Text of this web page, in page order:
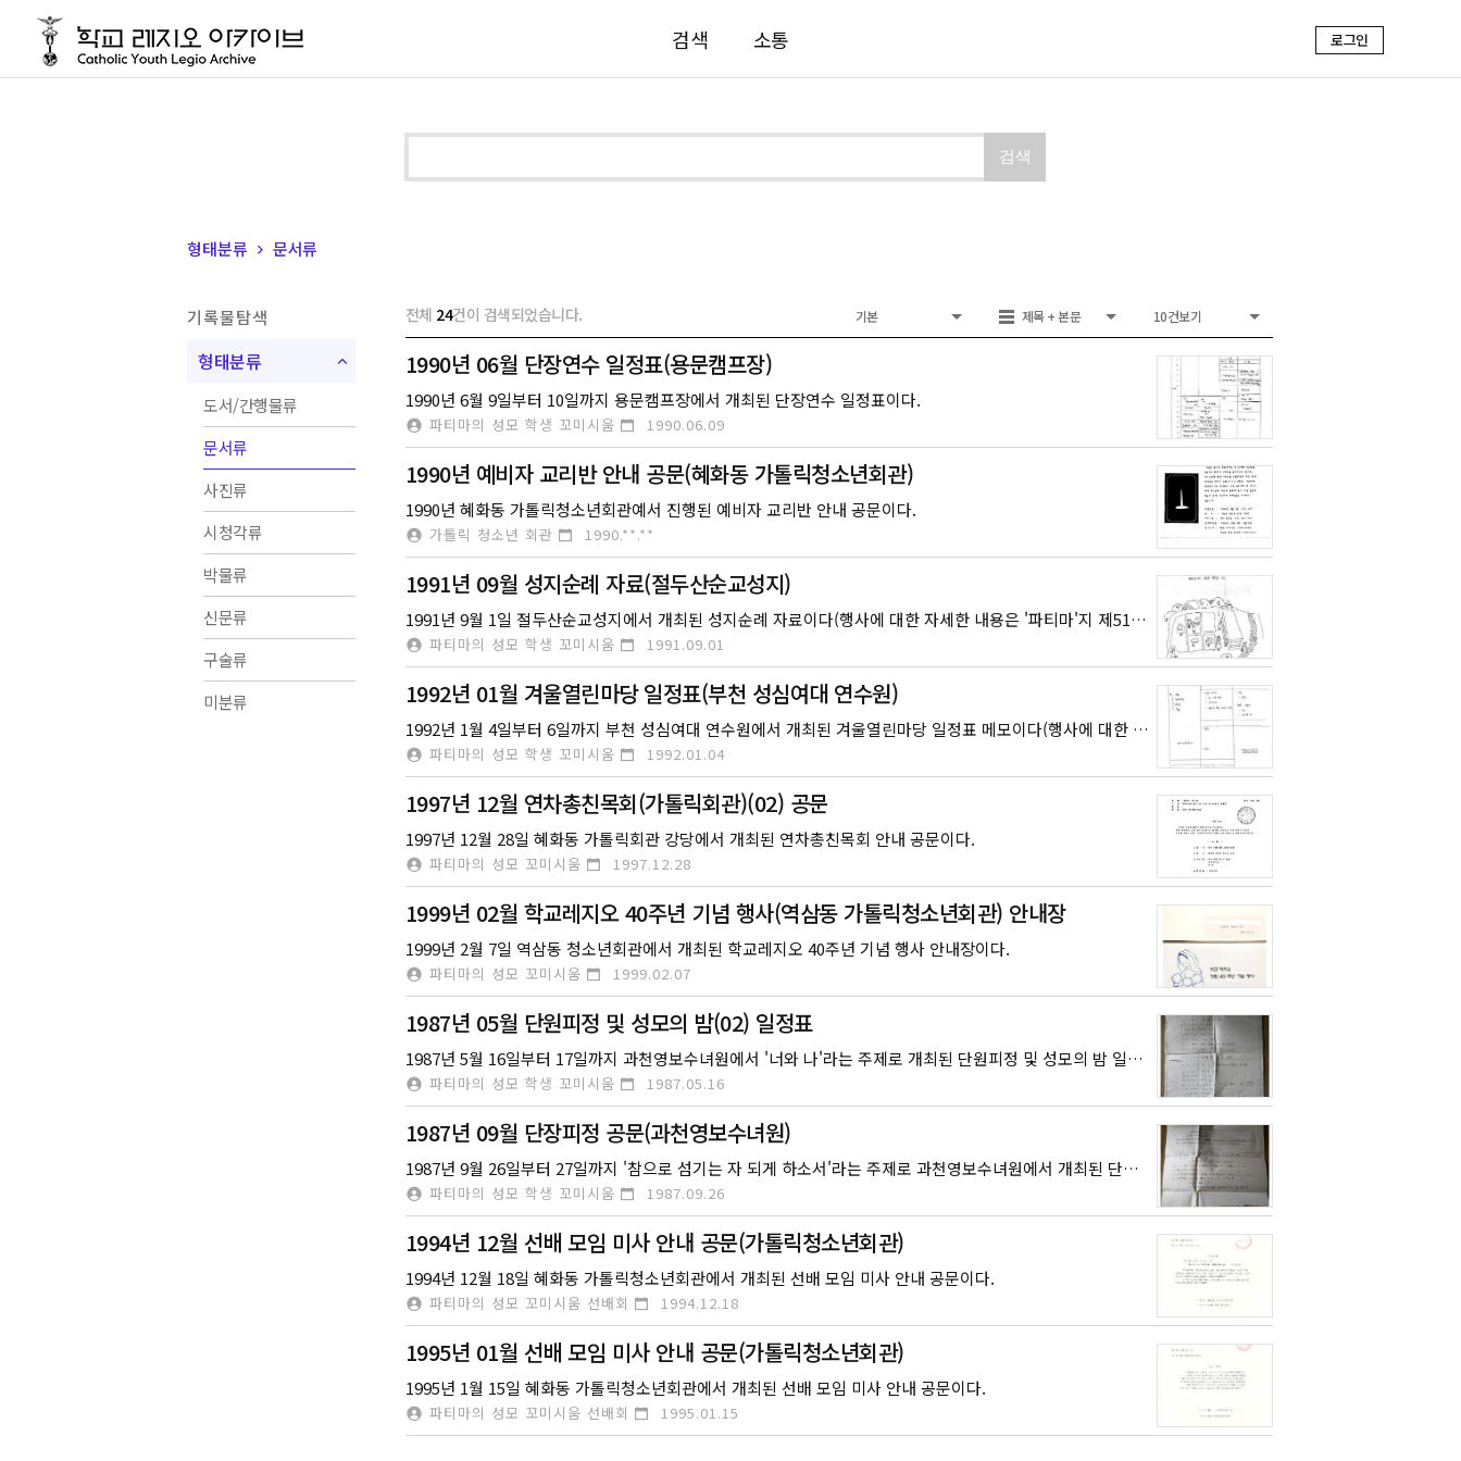
검색 소통 로그인
검색
형태분류 문서류
기록물탐색
형태분류
도서/간행물류
문서류
사진류
시청각류
박물류
신문류
구술류
미분류
전체 24건이 검색되었습니다. 기본 제목 + 본문 10건보기
1990년 06월 단장연수 일정표(용문캠프장)
1990년 6월 9일부터 10일까지 용문캠프장에서 개최된 단장연수 일정표이다.
파티마의 성모 학생 꼬미시움 1990.06.09
1990년 예비자 교리반 안내 공문(혜화동 가톨릭청소년회관)
1990년 혜화동 가톨릭청소년회관예서 진행된 예비자 교리반 안내 공문이다.
가톨릭 청소년 회관 1990.**.**
1991년 09월 성지순례 자료(절두산순교성지)
1991년 9월 1일 절두산순교성지에서 개최된 성지순례 자료이다(행사에 대한 자세한 내용은 '파티마'지 제51호(1991년 9월 1일자) 6면 참조).
파티마의 성모 학생 꼬미시움 1991.09.01
1992년 01월 겨울열린마당 일정표(부천 성심여대 연수원)
1992년 1월 4일부터 6일까지 부천 성심여대 연수원에서 개최된 겨울열린마당 일정표 메모이다(행사에 대한 자세한 내용은 '파티마'지 제55호(1992년 1월 12일자) 8면 참조).
파티마의 성모 학생 꼬미시움 1992.01.04
1997년 12월 연차총친목회(가톨릭회관)(02) 공문
1997년 12월 28일 혜화동 가톨릭회관 강당에서 개최된 연차총친목회 안내 공문이다.
파티마의 성모 꼬미시움 1997.12.28
1999년 02월 학교레지오 40주년 기념 행사(역삼동 가톨릭청소년회관) 안내장
1999년 2월 7일 역삼동 청소년회관에서 개최된 학교레지오 40주년 기념 행사 안내장이다.
파티마의 성모 꼬미시움 1999.02.07
1987년 05월 단원피정 및 성모의 밤(02) 일정표
1987년 5월 16일부터 17일까지 과천영보수녀원에서 '너와 나'라는 주제로 개최된 단원피정 및 성모의 밤 일정표이다.
파티마의 성모 학생 꼬미시움 1987.05.16
1987년 09월 단장피정 공문(과천영보수녀원)
1987년 9월 26일부터 27일까지 '참으로 섬기는 자 되게 하소서'라는 주제로 과천영보수녀원에서 개최된 단장피정 공문이다.
파티마의 성모 학생 꼬미시움 1987.09.26
1994년 12월 선배 모임 미사 안내 공문(가톨릭청소년회관)
1994년 12월 18일 혜화동 가톨릭청소년회관에서 개최된 선배 모임 미사 안내 공문이다.
파티마의 성모 꼬미시움 선배회 1994.12.18
1995년 01월 선배 모임 미사 안내 공문(가톨릭청소년회관)
1995년 1월 15일 혜화동 가톨릭청소년회관에서 개최된 선배 모임 미사 안내 공문이다.
파티마의 성모 꼬미시움 선배회 1995.01.15